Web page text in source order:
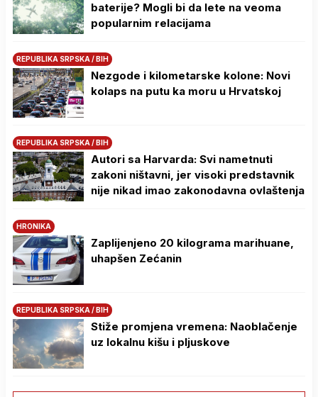
baterije? Mogli bi da lete na veoma
popularnim relacijama
REPUBLIKA SRPSKA / BIH
Nezgode i kilometarske kolone: Novi
kolaps na putu ka moru u Hrvatskoj
REPUBLIKA SRPSKA / BIH
Autori sa Harvarda: Svi nametnuti
zakoni ništavni, jer visoki predstavnik
nije nikad imao zakonodavna ovlaštenja
HRONIKA
Zaplijenjeno 20 kilograma marihuane,
uhapšen Zećanin
REPUBLIKA SRPSKA / BIH
Stiže promjena vremena: Naoblačenje
uz lokalnu kišu i pljuskove